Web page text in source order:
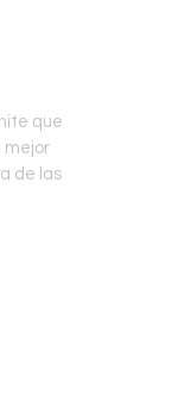
que
mejor
de las